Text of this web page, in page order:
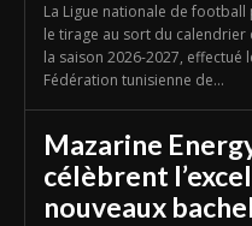
La Ligue nationale de
le tirage au sort du
la saison 2026-2027, effectué
Fédération tunisienne de...
Mazarine
célèbrent
nouveaux